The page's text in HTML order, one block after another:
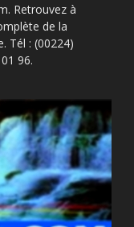
Retrouvez à
de la
Tél : (00224)
96.